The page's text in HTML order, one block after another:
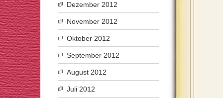
Dezember 2012
November 2012
Oktober 2012
September 2012
August 2012
Juli 2012